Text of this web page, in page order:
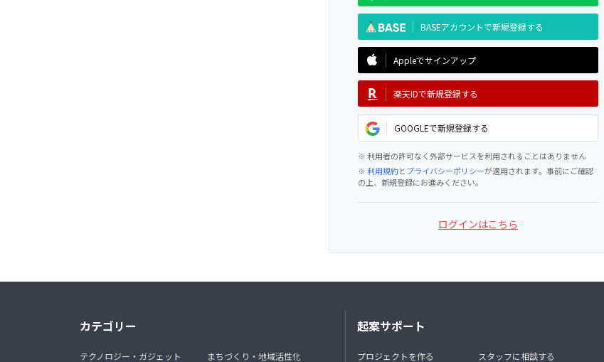
BASEアカウントで新規登録する
Appleでサインアップ
楽天IDで新規登録する
GOOGLEで新規登録する
※ 利用者の許可なく外部サービスを利用されることはありません
※利用規約とプライバシーポリシーが適用されます。事前にご確認
の上、新規登録にお進みください。
ログインはこちら
カテゴリー
テクノロジー・ガジェット
まちづくり・地域活性化
起案サポート
プロジェクトを作る
スタッフに相談する